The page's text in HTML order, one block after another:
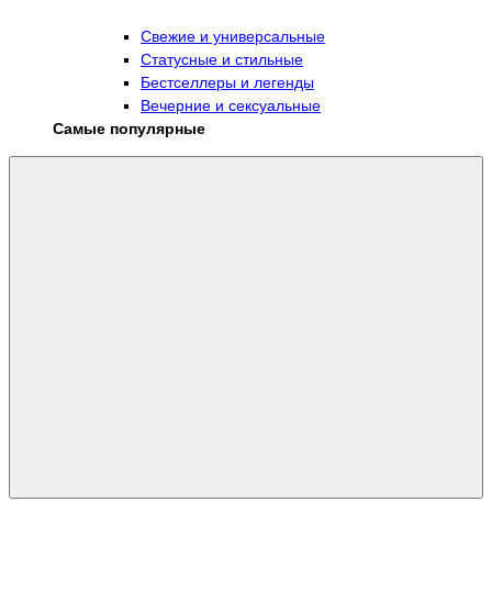
Свежие и универсальные
Статусные и стильные
Бестселлеры и легенды
Вечерние и сексуальные
Самые популярные